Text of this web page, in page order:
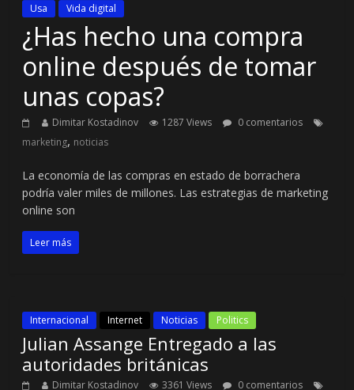
Usa
Vida digital
¿Has hecho una compra
online después de tomar
unas copas?
Dimitar Kostadinov 1287 Views
0 comentarios
marketing, noticias
La economía de las compras en estado de borrachera
podría valer miles de millones. Las estrategias de marketing
online son
Leer más
Internacional Internet Noticias Politics
Julian Assange Entregado a las
autoridades británicas
Dimitar Kostadinov 3361 Views
0 comentarios